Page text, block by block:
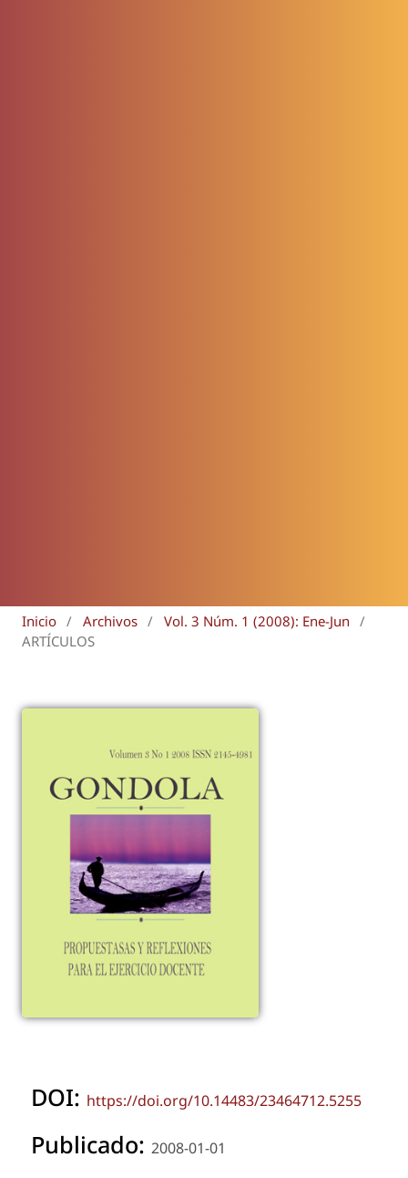
Inicio / Archivos / Vol. 3 Núm. 1 (2008): Ene-Jun
/
ARTÍCULOS
DOI: https://doi.org/10.14483/23464712.5255
Publicado: 2008-01-01